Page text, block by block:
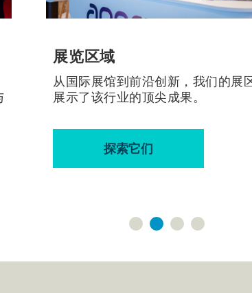
展览区域
从国际展馆到前沿创新，我们的展
展示了该行业的顶尖成果。
探索它们